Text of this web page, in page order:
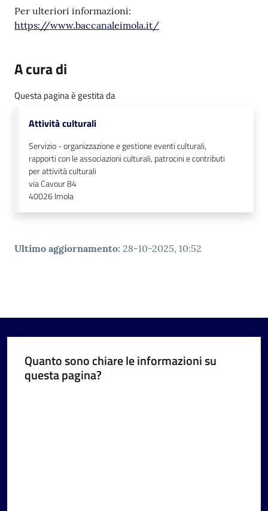
Per ulteriori informazioni:
https://www.baccanaleimola.it/
A cura di
Questa pagina è gestita da
Attività culturali
Servizio - organizzazione e gestione eventi culturali,
rapporti con le associazioni culturali, patrocini e contributi
per attività culturali
via Cavour 84
40026Imola
Ultimo aggiornamento: 28-10-2025, 10:52
Quanto sono chiare le informazioni su
questa pagina?